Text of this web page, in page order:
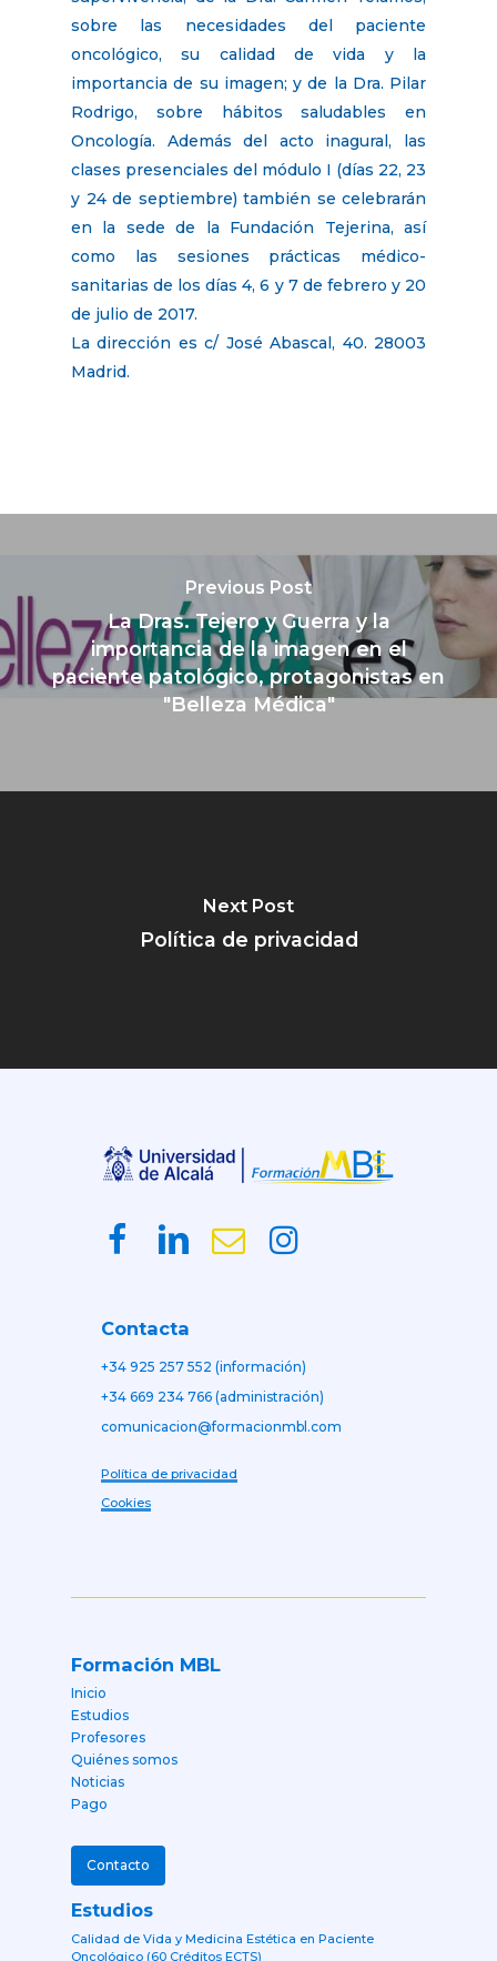
sobre las necesidades del paciente
oncológico, su calidad de vida y la
importancia de su imagen; y de la Dra. Pilar
Rodrigo, sobre hábitos saludables en
Oncología. Además del acto inagural, las
clases presenciales del módulo I (días 22, 23
y 24 de septiembre) también se celebrarán
en la sede de la Fundación Tejerina, así
como las sesiones prácticas médico-
sanitarias de los días 4, 6 y 7 de febrero y 20
de julio de 2017.
La dirección es c/ José Abascal, 40. 28003
Madrid.
Previous Post
La Dras. Tejero y Guerra y la
importancia de la imagen en el
paciente patológico, protagonistas en
"Belleza Médica"
Next Post
Política de privacidad
Contacta
+34 925 257 552 (información)
+34 669 234 766 (administración)
comunicacion@formacionmbl.com
Política de privacidad
Cookies
Formación MBL
Inicio
Estudios
Profesores
Quiénes somos
Noticias
Pago
Contacto
Estudios
Calidad de Vida y Medicina Estética en Paciente
Oncológico (60 Créditos ECTS)